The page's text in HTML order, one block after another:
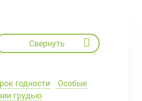
Свернуть
годности
Особые
грудью